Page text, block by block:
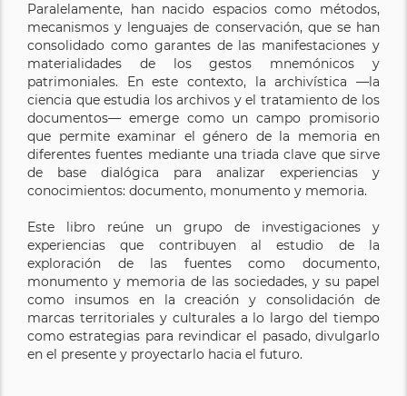
Paralelamente, han nacido espacios como métodos,
mecanismos y lenguajes de conservación, que se han
consolidado como garantes de las manifestaciones y
materialidades de los gestos mnemónicos y
patrimoniales. En este contexto, la archivística —la
ciencia que estudia los archivos y el tratamiento de los
documentos— emerge como un campo promisorio
que permite examinar el género de la memoria en
diferentes fuentes mediante una triada clave que sirve
de base dialógica para analizar experiencias y
conocimientos: documento, monumento y memoria.
Este libro reúne un grupo de investigaciones y
experiencias que contribuyen al estudio de la
exploración de las fuentes como documento,
monumento y memoria de las sociedades, y su papel
como insumos en la creación y consolidación de
marcas territoriales y culturales a lo largo del tiempo
como estrategias para revindicar el pasado, divulgarlo
en el presente y proyectarlo hacia el futuro.